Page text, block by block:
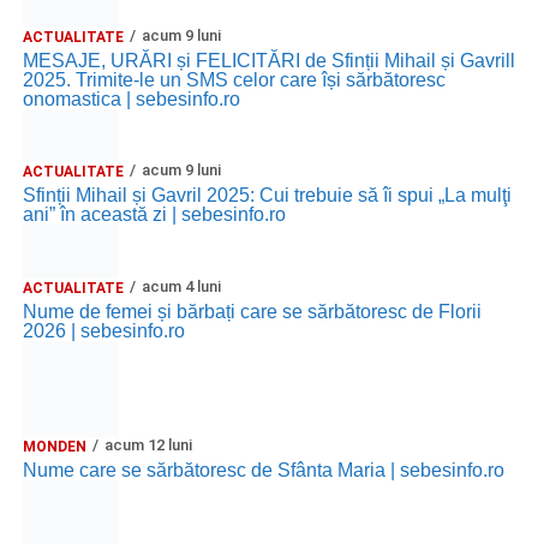
ACTUALITATE acum 9 luni
MESAJE, URĂRI și FELICITĂRI de Sfinții Mihail și Gavrill
2025. Trimite-le un SMS celor care își sărbătoresc
onomastica | sebesinfo.ro
ACTUALITATE acum 9 luni
Sfinții Mihail și Gavril 2025: Cui trebuie să îi spui „La mulţi
ani” în această zi | sebesinfo.ro
ACTUALITATE acum 4 luni
Nume de femei și bărbați care se sărbătoresc de Florii
2026 | sebesinfo.ro
MONDEN acum 12 luni
Nume care se sărbătoresc de Sfânta Maria | sebesinfo.ro